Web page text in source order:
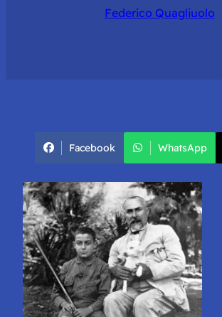
Federico Quagliuolo
Facebook WhatsApp